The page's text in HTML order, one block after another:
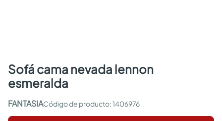
sofá cama nevada lennon
esmeralda
FANTASIA :1406976